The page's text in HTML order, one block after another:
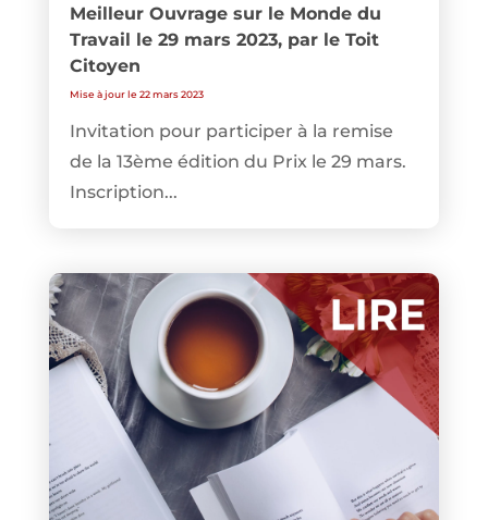
Meilleur Ouvrage sur le Monde du
Travail le 29 mars 2023, par le Toit
Citoyen
Mise à jour le 22 mars 2023
Invitation pour participer à la remise
de la 13ème édition du Prix le 29 mars.
Inscription...